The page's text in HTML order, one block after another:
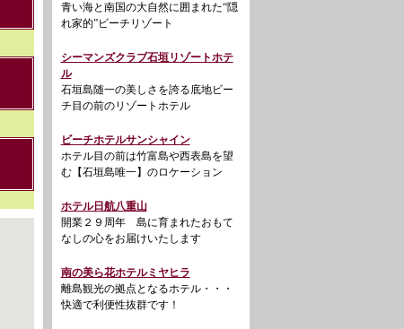
青い海と南国の大自然に囲まれた“隠
れ家的”ビーチリゾート
シーマンズクラブ石垣リゾートホテ
ル
石垣島随一の美しさを誇る底地ビー
チ目の前のリゾートホテル
ビーチホテルサンシャイン
ホテル目の前は竹富島や西表島を望
む【石垣島唯一】のロケーション
ホテル日航八重山
開業２９周年 島に育まれたおもて
なしの心をお届けいたします
南の美ら花ホテルミヤヒラ
離島観光の拠点となるホテル・・・
快適で利便性抜群です！